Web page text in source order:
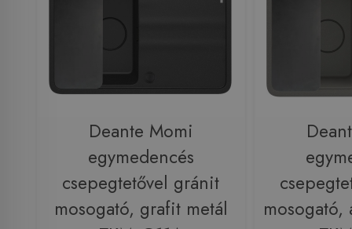
Deante Momi
egymedencés
csepegtetővel gránit
mosogató, grafit metál
mosogató,